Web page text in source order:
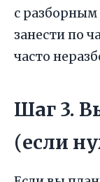
с
занести по
часто
Шаг 3.
(если